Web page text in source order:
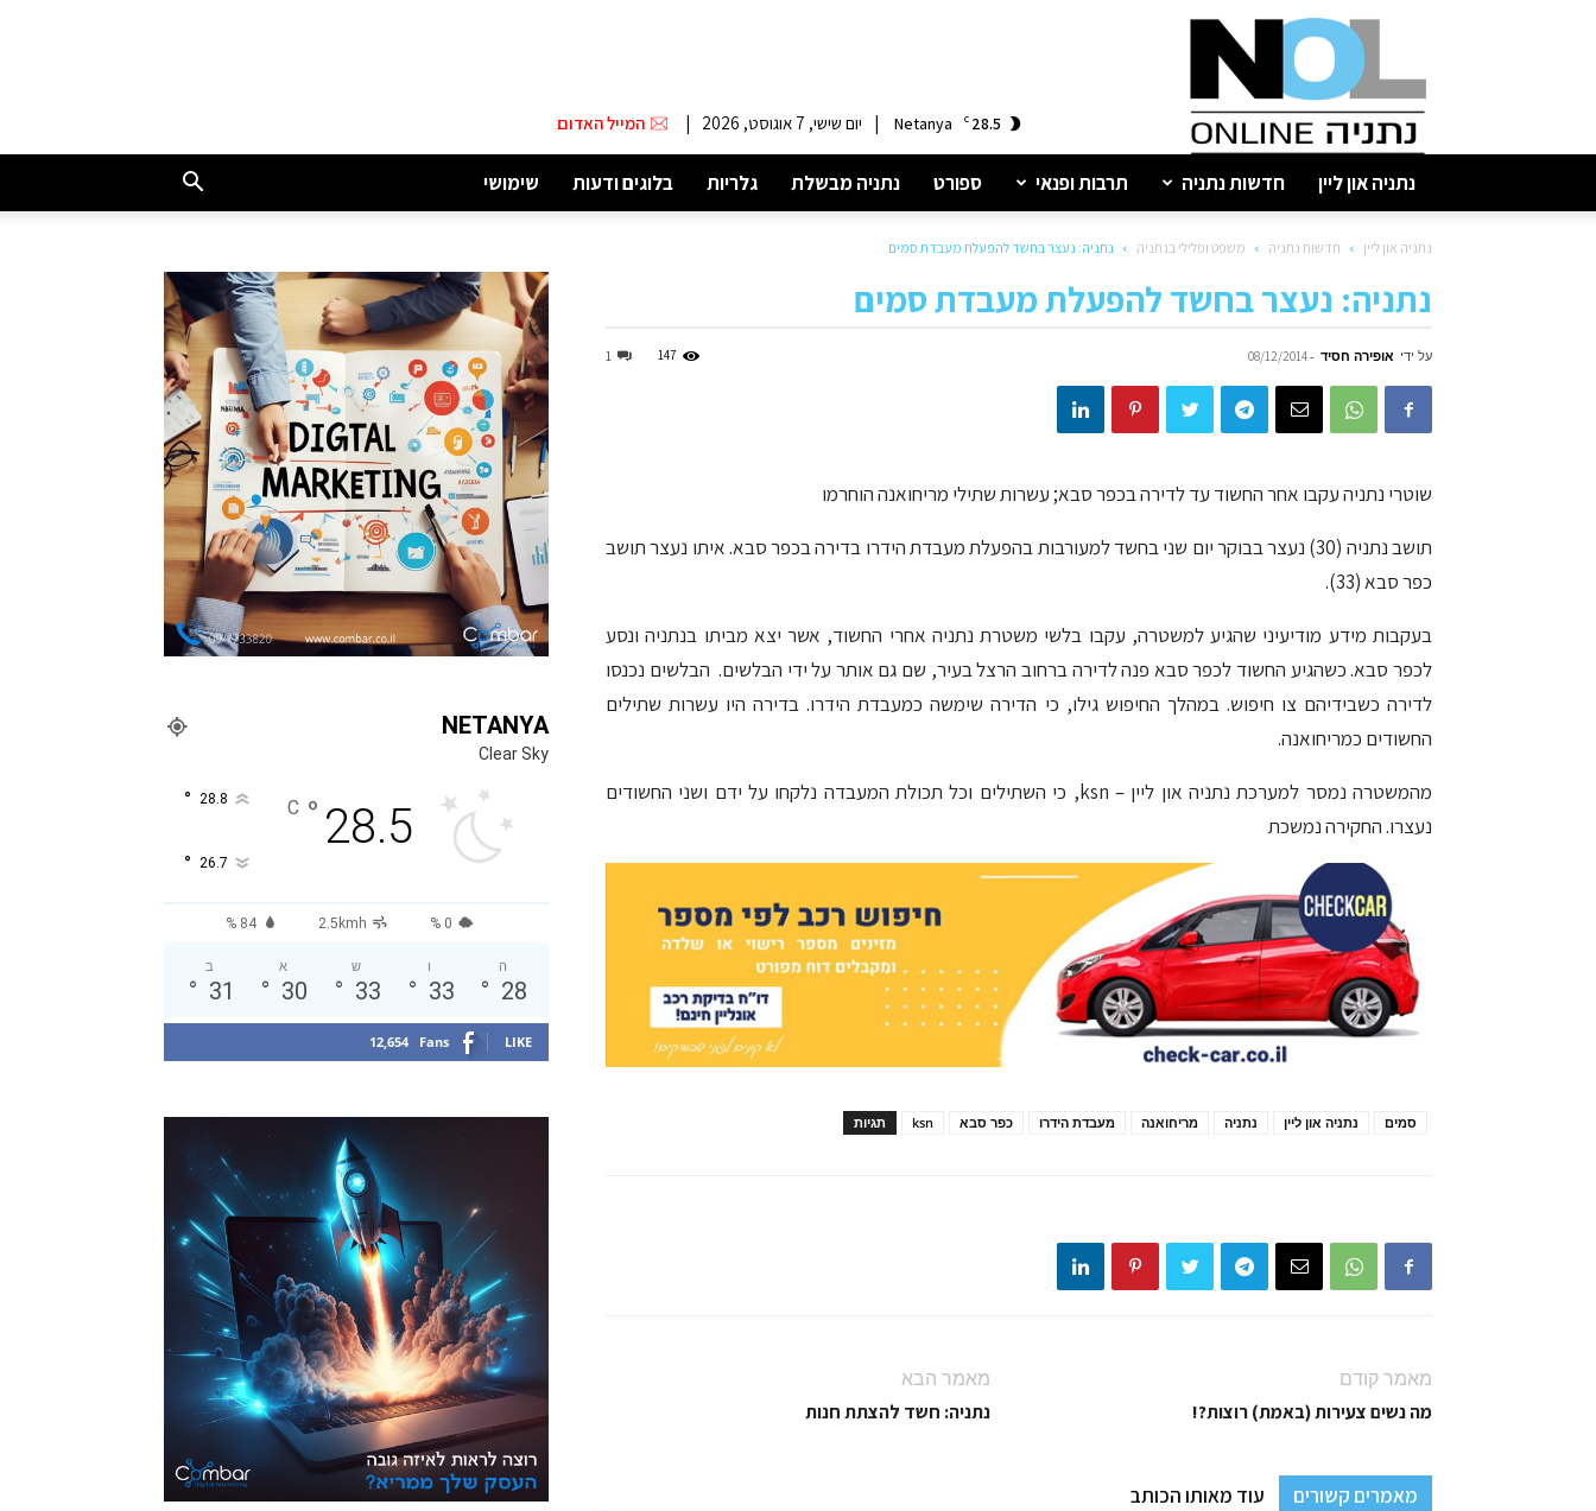
נתניה
28.5
C
Netanya
| יום שישי, 7 אוגוסט, 2026 | המייל האדום
נתניה און ליין חדשות נתניה תרבות ופנאי ספורט נתניה מבשלת גלריות בלוגים ודעות שימושי
נתניה און ליין חדשות נתניה משפט ופלילי בנתניה נתניה: נעצר בחשד להפעלת מעבדת סמים
נתניה: נעצר בחשד להפעלת מעבדת סמים
על ידי אופירה חסיד -
08/12/2014
1 147
שוטרי נתניה עקבו אחר החשוד עד לדירה בכפר סבא; עשרות שתילי מריחואנה הוחרמו
תושב נתניה (30) נעצר בבוקר יום שני בחשד למעורבות בהפעלת מעבדת הידרו בדירה בכפר סבא. איתו נעצר תושב
כפר סבא (33).
בעקבות מידע מודיעיני שהגיע למשטרה, עקבו בלשי משטרת נתניה אחרי החשוד, אשר יצא מביתו בנתניה ונסע
לכפר סבא. כשהגיע החשוד לכפר סבא פנה לדירה ברחוב הרצל בעיר, שם גם אותר על ידי הבלשים. הבלשים נכנסו
לדירה כשבידיהם צו חיפוש. במהלך החיפוש גילו, כי הדירה שימשה כמעבדת הידרו. בדירה היו עשרות שתילים
החשודים כמריחואנה.
מהמשטרה נמסר למערכת נתניה און ליין – ksn, כי השתילים וכל תכולת המעבדה נלקחו על ידם ושני החשודים
נעצרו. החקירה נמשכת
תגיות ksn כפר סבא מעבדת הידרו מריחואנה נתניה נתניה און ליין סמים
מאמר קודם
מה נשים צעירות (באמת) רוצות?!
מאמר הבא
נתניה: חשד להצתת חנות
מאמרים קשורים עוד מאותו הכותב
NETANYA
Clear Sky
28.5
°
C
28.8
°
26.7
°
84 % 2.5kmh 0 %
ה
28
°
ו
33
°
ש
33
°
א
30
°
ב
31
°
12,654 Fans LIKE